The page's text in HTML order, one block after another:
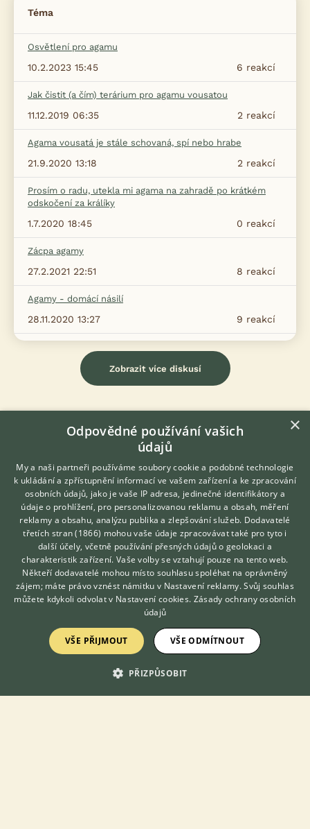
Téma
Osvětlení pro agamu
6 reakcí
10.2.2023 15:45
Jak čistit (a čím) terárium pro agamu vousatou
2 reakcí
11.12.2019 06:35
Agama vousatá je stále schovaná, spí nebo hrabe
2 reakcí
21.9.2020 13:18
Prosím o radu, utekla mi agama na zahradě po krátkém
odskočení za králíky
0 reakcí
1.7.2020 18:45
Zácpa agamy
8 reakcí
27.2.2021 22:51
Agamy - domácí násilí
9 reakcí
28.11.2020 13:27
Zobrazit více diskusí
KONTAKT DO REDAKCE WEBU
redakce@ifauna.cz
nonstop
INZERCE
DISKUSE
ČLÁNKY
ATLAS
Hledáte zvířecího kamaráda?
Zdarma vám poradí
VETERINÁŘ ONLINE
KONZULTOVAT S
VETERINÁŘEM
×
Odpovědné používání vašich
údajů
My a naši partneři používáme soubory cookie a podobné technologie
k ukládání a zpřístupnění informací ve vašem zařízení a ke zpracování
osobních údajů, jako je vaše IP adresa, jedinečné identifikátory a
údaje o prohlížení, pro personalizovanou reklamu a obsah, měření
reklamy a obsahu, analýzu publika a zlepšování služeb. Dodavatelé
třetích stran (1866) mohou vaše údaje zpracovávat také pro tyto i
další účely, včetně používání přesných údajů o geolokaci a
charakteristik zařízení. Vaše volby se vztahují pouze na tento web.
Někteří dodavatelé mohou místo souhlasu spoléhat na oprávněný
zájem; máte právo vznést námitku v Nastavení reklamy. Svůj souhlas
můžete kdykoli odvolat v Nastavení cookies. Zásady ochrany osobních
údajů
VŠE PŘIJMOUT VŠE ODMÍTNOUT
PŘIZPŮSOBIT